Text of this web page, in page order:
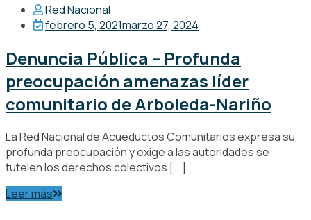
Red Nacional
febrero 5, 2021marzo 27, 2024
Denuncia Pública – Profunda
preocupación amenazas líder
comunitario de Arboleda-Nariño
La Red Nacional de Acueductos Comunitarios expresa su
profunda preocupación y exige a las autoridades se
tutelen los derechos colectivos [...]
Leer más